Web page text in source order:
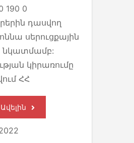
190 0
դասվող
սերուցքային
նկատմամբ:
կիրառումը
ՀՀ